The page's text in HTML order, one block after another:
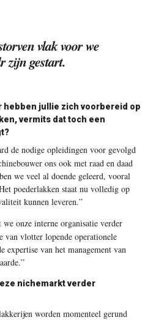
vlak voor we
zijn gestart.
hebben jullie zich voorbereid op
vermits dat toch een
de nodige opleidingen voor gevolgd
ons ook met raad en daad
we veel al doende geleerd, vooral
poederlakken staat nu volledig op
kunnen leveren.”
onze interne organisatie verder
vlotter lopende operationele
expertise van het management van
nichemarkt verder
worden momenteel gerund